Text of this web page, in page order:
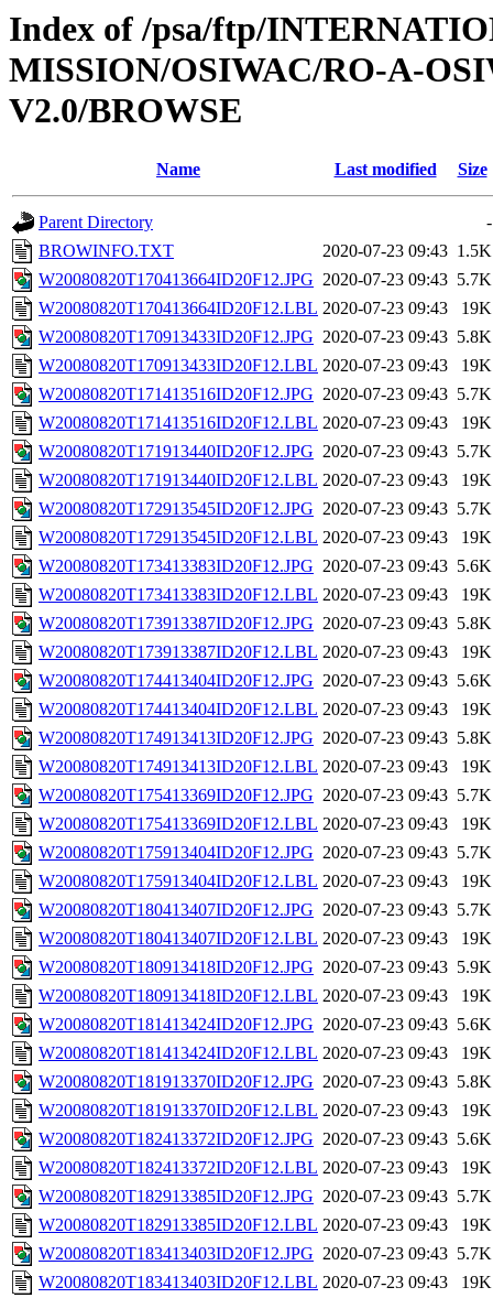
Index of /psa/ftp/
MISSION/OSIWAC/RO-A-
V2.0/BROWSE
Name Last modified Size
Parent Directory
-
BROWINFO.TXT
2020-07-23 09:43 1.5K
W20080820T170413664ID20F12.JPG 2020-07-23 09:43 5.7K
W20080820T170413664ID20F12.LBL 2020-07-23 09:43
19K
W20080820T170913433ID20F12.JPG 2020-07-23 09:43 5.8K
W20080820T170913433ID20F12.LBL 2020-07-23 09:43
19K
W20080820T171413516ID20F12.JPG 2020-07-23 09:43 5.7K
W20080820T171413516ID20F12.LBL 2020-07-23 09:43
19K
W20080820T171913440ID20F12.JPG 2020-07-23 09:43 5.7K
W20080820T171913440ID20F12.LBL 2020-07-23 09:43
19K
W20080820T172913545ID20F12.JPG 2020-07-23 09:43 5.7K
W20080820T172913545ID20F12.LBL 2020-07-23 09:43
19K
W20080820T173413383ID20F12.JPG 2020-07-23 09:43 5.6K
W20080820T173413383ID20F12.LBL 2020-07-23 09:43
19K
W20080820T173913387ID20F12.JPG 2020-07-23 09:43 5.8K
W20080820T173913387ID20F12.LBL 2020-07-23 09:43
19K
W20080820T174413404ID20F12.JPG 2020-07-23 09:43 5.6K
W20080820T174413404ID20F12.LBL 2020-07-23 09:43
19K
W20080820T174913413ID20F12.JPG 2020-07-23 09:43 5.8K
W20080820T174913413ID20F12.LBL 2020-07-23 09:43
19K
W20080820T175413369ID20F12.JPG 2020-07-23 09:43 5.7K
W20080820T175413369ID20F12.LBL 2020-07-23 09:43
19K
W20080820T175913404ID20F12.JPG 2020-07-23 09:43 5.7K
W20080820T175913404ID20F12.LBL 2020-07-23 09:43
19K
W20080820T180413407ID20F12.JPG 2020-07-23 09:43 5.7K
W20080820T180413407ID20F12.LBL 2020-07-23 09:43
19K
W20080820T180913418ID20F12.JPG 2020-07-23 09:43 5.9K
W20080820T180913418ID20F12.LBL 2020-07-23 09:43
19K
W20080820T181413424ID20F12.JPG 2020-07-23 09:43 5.6K
W20080820T181413424ID20F12.LBL 2020-07-23 09:43
19K
W20080820T181913370ID20F12.JPG 2020-07-23 09:43 5.8K
W20080820T181913370ID20F12.LBL 2020-07-23 09:43
19K
W20080820T182413372ID20F12.JPG 2020-07-23 09:43 5.6K
W20080820T182413372ID20F12.LBL 2020-07-23 09:43
19K
W20080820T182913385ID20F12.JPG 2020-07-23 09:43 5.7K
W20080820T182913385ID20F12.LBL 2020-07-23 09:43
19K
W20080820T183413403ID20F12.JPG 2020-07-23 09:43 5.7K
W20080820T183413403ID20F12.LBL 2020-07-23 09:43
19K